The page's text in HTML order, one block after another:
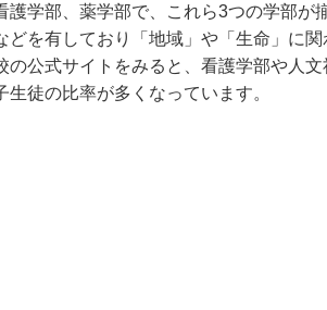
護学部、薬学部で、これら3つの学部が
どを有しており「地域」や「生命」に
の公式サイトをみると、看護学部や人
徒の比率が多くなっています。